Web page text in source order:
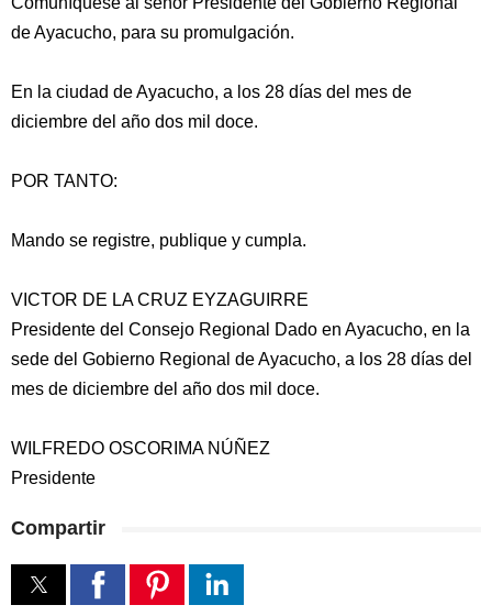
de Ayacucho, para su promulgación.
En la ciudad de Ayacucho, a los 28 días del mes de
diciembre del año dos mil doce.
POR TANTO:
Mando se registre, publique y cumpla.
VICTOR DE LA CRUZ EYZAGUIRRE
Presidente del Consejo Regional Dado en Ayacucho, en la
sede del Gobierno Regional de Ayacucho, a los 28 días del
mes de diciembre del año dos mil doce.
WILFREDO OSCORIMA NÚÑEZ
Presidente
Compartir